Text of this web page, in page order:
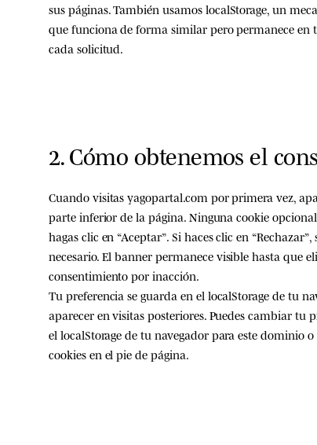
sus páginas. También usamos localStorage , un
que funciona de forma similar pero permanece en
cada solicitud.
2. Cómo obtenemos el
Cuando visitasyagopartal.com por primera vez,
parte inferior de la página. Ninguna cookie
hagas clic en“Aceptar”. Si haces clic en“Rechazar”,
necesario. El banner permanece visible hasta que
consentimiento por inacción.
Tu preferencia se guarda en el localStorage de tu
aparecer en visitas posteriores. Puedes cambiar
el localStorage de tu navegador para este dominio
cookies en el pie de página.